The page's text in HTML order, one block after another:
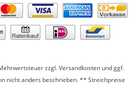
zzgl.Versandkosten und ggf.
nicht anders beschrieben. ** Streichpreise